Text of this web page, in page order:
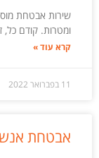
שירות אבטחת
ומטרות. קודם
קרא עוד »
11 בפברואר 2022
אבטחת